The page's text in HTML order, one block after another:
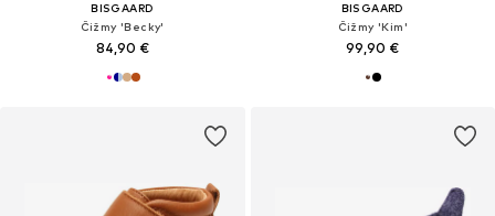
BISGAARD
Čižmy 'Becky'
84,90 €
BISGAARD
Čižmy 'Kim'
99,90 €